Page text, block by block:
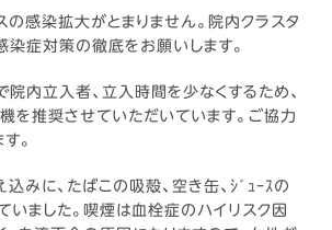
の感染拡大がとまりません。院内クラスタ
染症対策の徹底をお願いします。
院内立入者、立入時間を少なくするため、
を推奨させていただいています。ご協力
。
みに、たばこの吸殻、空き缶、ｼﾞｭｰｽの
いました。喫煙は血栓症のハイリスク因